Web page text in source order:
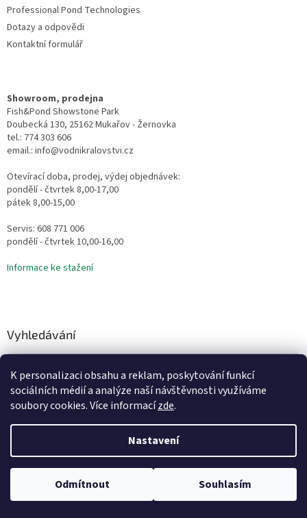
K personalizaci obsahu a reklam, poskytování funkcí
sociálních médií a analýze naší návštěvnosti využíváme
soubory cookies. Více informacízde.
Nastavení
Odmítnout Souhlasím
Professional Pond Technologies
Dotazy a odpovědi
Kontaktní formulář
Showroom, prodejna
Fish&Pond Showstone Park
Doubecká 130, 25162 Mukařov - Žernovka
tel.: 774 303 606
email.: info@vodnikralovstvi.cz
Otevírací doba, prodej, výdej objednávek:
pondělí - čtvrtek 8,00-17,00
pátek 8,00-15,00
Servis: 608 771 006
pondělí - čtvrtek 10,00-16,00
Informace ke stažení
Vyhledávání
HLEDAT
Copyright 2026Vodní Království. Všechna práva vyhrazena.
Upravit nastavení cookies